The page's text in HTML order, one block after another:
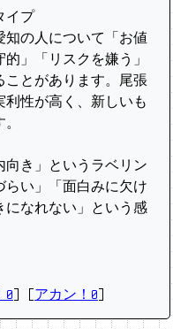
イプ
知の人について「お値
」「リスクを嫌う」
ことがあります。尾張
性が高く、新しいも
向き」というラベリン
らい」「面白みに欠け
になれない」という感
0 アカン！0